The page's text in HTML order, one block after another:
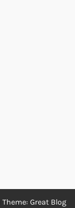
Theme: Great Blog